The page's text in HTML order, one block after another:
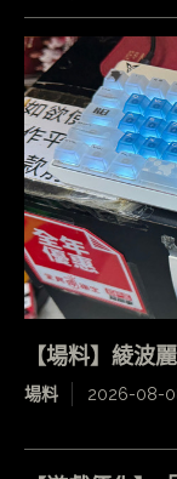
【場料】綾波
場料 2026-08-